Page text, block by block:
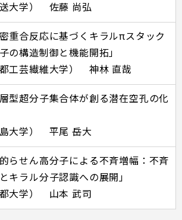
送大学） 佐藤 尚弘
密重合反応に基づくキラルπスタック
の構造制御と機能開拓」
都工芸繊維大学） 神林 直哉
層型超分子集合体が創る潜在空孔の化
島大学） 平尾 岳大
的らせん高分子による不斉増幅：不斉
キラル分子認識への展開」
都大学） 山本 武司